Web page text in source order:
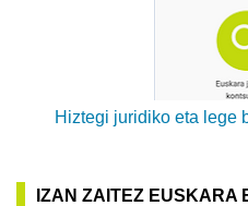
Hiztegi juridiko eta lege
IZAN ZAITEZ EUSKARA